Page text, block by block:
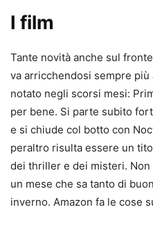
I film
Tante novità anche sul
va arricchendosi sempre
notato negli scorsi mesi:
per bene. Si parte subito
e si chiude col botto con
peraltro risulta essere un
dei thriller e dei misteri.
un mese che sa tanto di
inverno. Amazon fa le cose